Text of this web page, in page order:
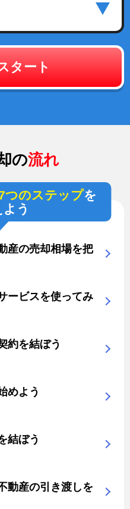
タート
の流れ
つのステップを
う
産の売却相場を把
ービスを使ってみ
約を結ぼう
めよう
結ぼう
動産の引き渡しを